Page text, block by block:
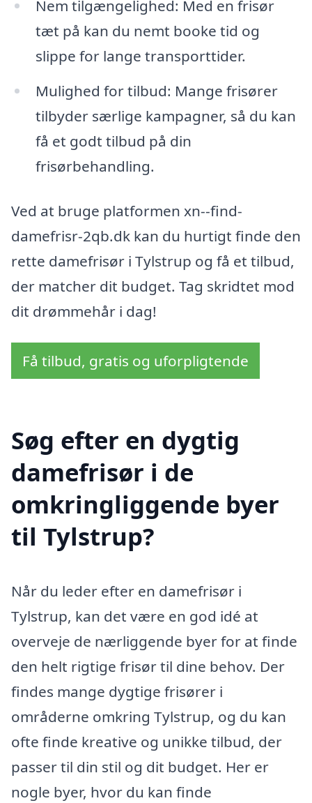
Nem tilgængelighed: Med en frisør
tæt på kan du nemt booke tid og
slippe for lange transporttider.
Mulighed for tilbud: Mange frisører
tilbyder særlige kampagner, så du kan
få et godt tilbud på din
frisørbehandling.
Ved at bruge platformen xn--find-
damefrisr-2qb.dk kan du hurtigt finde den
rette damefrisør i Tylstrup og få et tilbud,
der matcher dit budget. Tag skridtet mod
dit drømmehår i dag!
Få tilbud, gratis og uforpligtende
Søg efter en dygtig
damefrisør i de
omkringliggende byer
til Tylstrup?
Når du leder efter en damefrisør i
Tylstrup, kan det være en god idé at
overveje de nærliggende byer for at finde
den helt rigtige frisør til dine behov. Der
findes mange dygtige frisører i
områderne omkring Tylstrup, og du kan
ofte finde kreative og unikke tilbud, der
passer til din stil og dit budget. Her er
nogle byer, hvor du kan finde